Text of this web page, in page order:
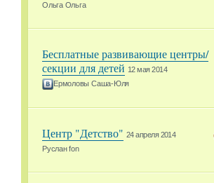
Ольга Ольга
Бесплатные развивающие центры/
секции для детей 12 мая 2014
Ермоловы Саша-Юля
Центр "Детство" 24 апреля 2014
Руслан fon